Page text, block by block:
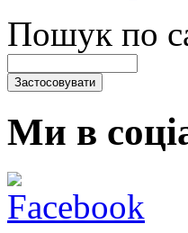
Пошук по
Ми в